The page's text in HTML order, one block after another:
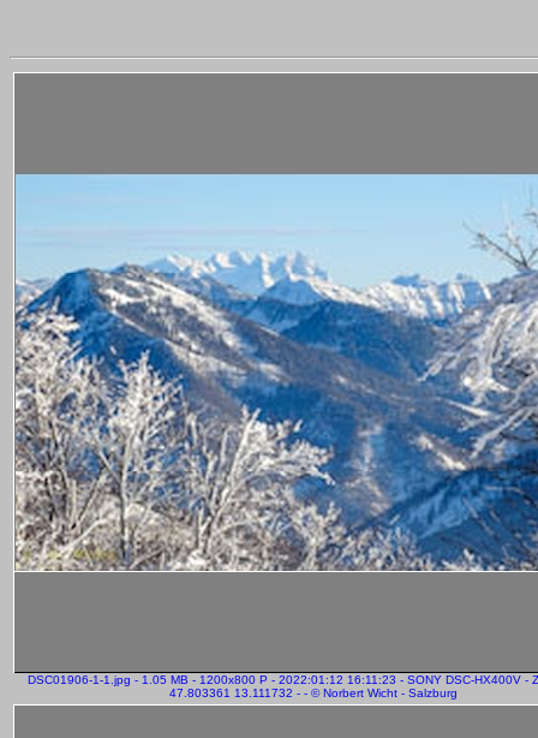
DSC01906-1-1.jpg - 1.05 MB - 1200x800 P - 2022:01:12 16:11:23 - SONY DSC-HX400V -
47.803361 13.111732 - - © Norbert Wicht - Salzburg